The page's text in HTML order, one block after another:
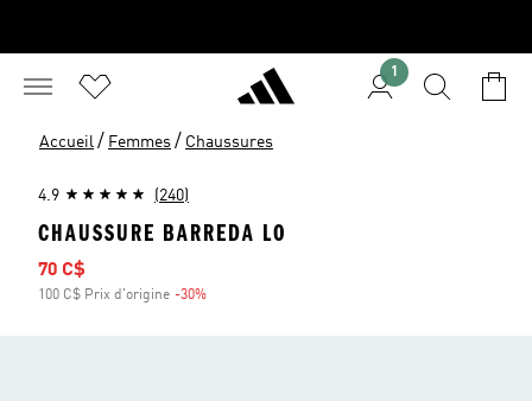
1
Accueil / Femmes / Chaussures
4.9 (240)
CHAUSSURE BARREDA LO
Prix soldé
70 C$
100 C$ Prix d'origine -30%